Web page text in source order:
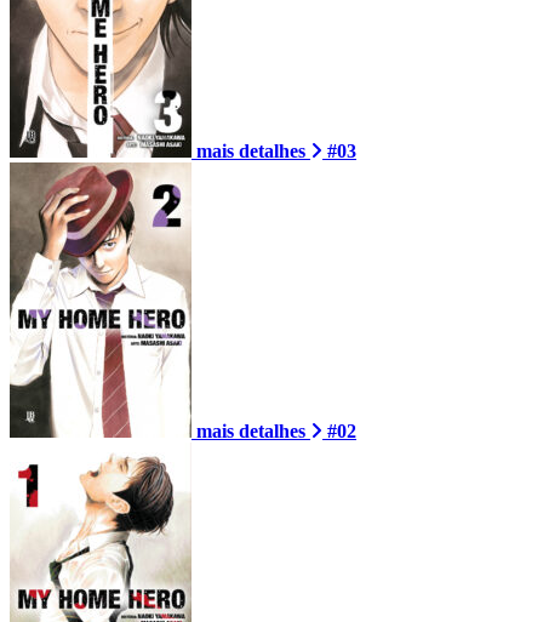
mais detalhes #03
mais detalhes #02